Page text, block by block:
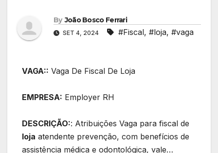
By João Bosco Ferrari
SET 4, 2024 #Fiscal, #loja, #vaga
VAGA:: Vaga De Fiscal De Loja
EMPRESA: Employer RH
DESCRIÇÃO:: Atribuições Vaga para fiscal de
loja atendente prevenção, com benefícios de
assistência médica e odontológica, vale…